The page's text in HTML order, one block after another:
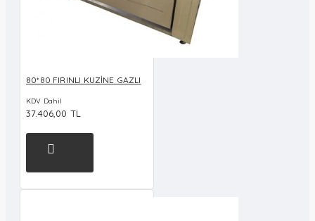
80*80 FIRINLI KUZİNE GAZLI
KDV Dahil
37.406,00 TL